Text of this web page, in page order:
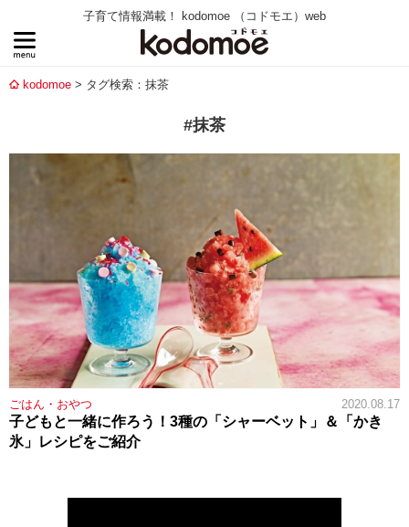
子育て情報満載！ kodomoe （コドモエ）web
kodomoe タグ検索：抹茶
#抹茶
ごはん・おやつ 2020.08.17
子どもと一緒に作ろう！3種の「シャーベット」＆「かき
氷」レシピをご紹介